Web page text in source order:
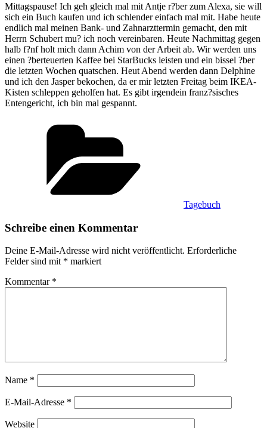
Mittagspause! Ich geh gleich mal mit Antje r?ber zum Alexa, sie will
sich ein Buch kaufen und ich schlender einfach mal mit. Habe heute
endlich mal meinen Bank- und Zahnarzttermin gemacht, den mit
Herrn Schubert mu? ich noch vereinbaren. Heute Nachmittag gegen
halb f?nf holt mich dann Achim von der Arbeit ab. Wir werden uns
einen ?berteuerten Kaffee bei StarBucks leisten und ein bissel ?ber
die letzten Wochen quatschen. Heut Abend werden dann Delphine
und ich den Jasper bekochen, da er mir letzten Freitag beim IKEA-
Kisten schleppen geholfen hat. Es gibt irgendein franz?sisches
Entengericht, ich bin mal gespannt.
Tagebuch
Schreibe einen Kommentar
Deine E-Mail-Adresse wird nicht veröffentlicht. Erforderliche
Felder sind mit * markiert
Kommentar *
Name *
E-Mail-Adresse *
Website